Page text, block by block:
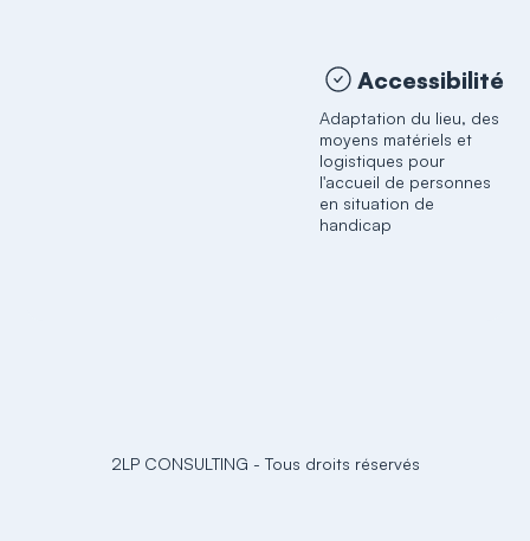
Accessibilité
Adaptation du lieu, des
moyens matériels et
logistiques pour
l'accueil de personnes
en situation de
handicap
2LP CONSULTING - Tous droits réservés